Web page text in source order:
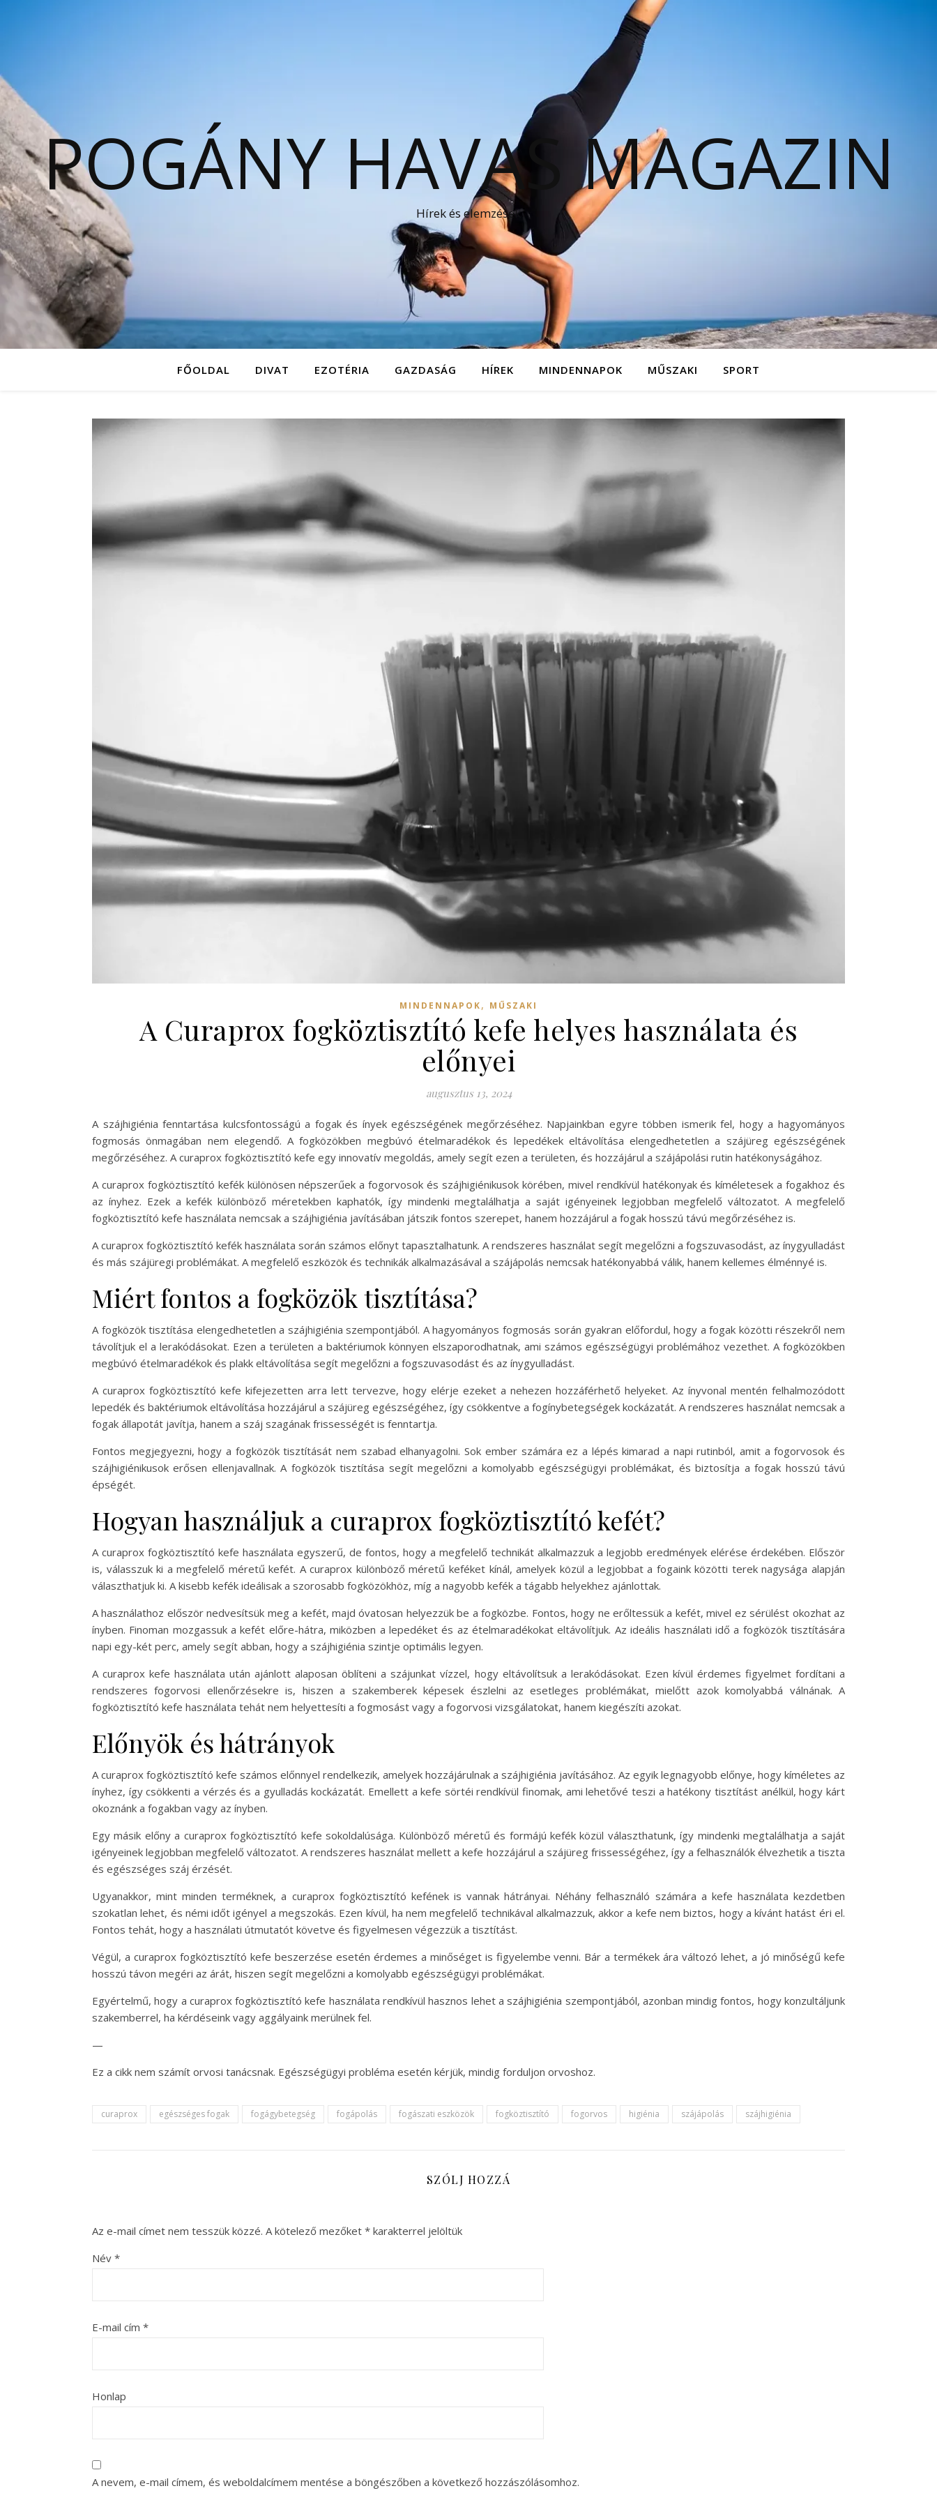
POGÁNY HAVAS MAGAZIN
Hírek és elemzések
FŐOLDAL DIVAT EZOTÉRIA GAZDASÁG HÍREK MINDENNAPOK MŰSZAKI SPORT
MINDENNAPOK, MŰSZAKI
A Curaprox fogköztisztító kefe helyes használata és
előnyei
augusztus 13, 2024
A szájhigiénia fenntartása kulcsfontosságú a fogak és ínyek egészségének megőrzéséhez. Napjainkban egyre többen ismerik fel, hogy a hagyományos
fogmosás önmagában nem elegendő. A fogközökben megbúvó ételmaradékok és lepedékek eltávolítása elengedhetetlen a szájüreg egészségének
megőrzéséhez. A curaprox fogköztisztító kefe egy innovatív megoldás, amely segít ezen a területen, és hozzájárul a szájápolási rutin hatékonyságához.
A curaprox fogköztisztító kefék különösen népszerűek a fogorvosok és szájhigiénikusok körében, mivel rendkívül hatékonyak és kíméletesek a fogakhoz és
az ínyhez. Ezek a kefék különböző méretekben kaphatók, így mindenki megtalálhatja a saját igényeinek legjobban megfelelő változatot. A megfelelő
fogköztisztító kefe használata nemcsak a szájhigiénia javításában játszik fontos szerepet, hanem hozzájárul a fogak hosszú távú megőrzéséhez is.
A curaprox fogköztisztító kefék használata során számos előnyt tapasztalhatunk. A rendszeres használat segít megelőzni a fogszuvasodást, az ínygyulladást
és más szájüregi problémákat. A megfelelő eszközök és technikák alkalmazásával a szájápolás nemcsak hatékonyabbá válik, hanem kellemes élménnyé is.
Miért fontos a fogközök tisztítása?
A fogközök tisztítása elengedhetetlen a szájhigiénia szempontjából. A hagyományos fogmosás során gyakran előfordul, hogy a fogak közötti részekről nem
távolítjuk el a lerakódásokat. Ezen a területen a baktériumok könnyen elszaporodhatnak, ami számos egészségügyi problémához vezethet. A fogközökben
megbúvó ételmaradékok és plakk eltávolítása segít megelőzni a fogszuvasodást és az ínygyulladást.
A curaprox fogköztisztító kefe kifejezetten arra lett tervezve, hogy elérje ezeket a nehezen hozzáférhető helyeket. Az ínyvonal mentén felhalmozódott
lepedék és baktériumok eltávolítása hozzájárul a szájüreg egészségéhez, így csökkentve a fogínybetegségek kockázatát. A rendszeres használat nemcsak a
fogak állapotát javítja, hanem a száj szagának frissességét is fenntartja.
Fontos megjegyezni, hogy a fogközök tisztítását nem szabad elhanyagolni. Sok ember számára ez a lépés kimarad a napi rutinból, amit a fogorvosok és
szájhigiénikusok erősen ellenjavallnak. A fogközök tisztítása segít megelőzni a komolyabb egészségügyi problémákat, és biztosítja a fogak hosszú távú
épségét.
Hogyan használjuk a curaprox fogköztisztító kefét?
A curaprox fogköztisztító kefe használata egyszerű, de fontos, hogy a megfelelő technikát alkalmazzuk a legjobb eredmények elérése érdekében. Először
is, válasszuk ki a megfelelő méretű kefét. A curaprox különböző méretű keféket kínál, amelyek közül a legjobbat a fogaink közötti terek nagysága alapján
választhatjuk ki. A kisebb kefék ideálisak a szorosabb fogközökhöz, míg a nagyobb kefék a tágabb helyekhez ajánlottak.
A használathoz először nedvesítsük meg a kefét, majd óvatosan helyezzük be a fogközbe. Fontos, hogy ne erőltessük a kefét, mivel ez sérülést okozhat az
ínyben. Finoman mozgassuk a kefét előre-hátra, miközben a lepedéket és az ételmaradékokat eltávolítjuk. Az ideális használati idő a fogközök tisztítására
napi egy-két perc, amely segít abban, hogy a szájhigiénia szintje optimális legyen.
A curaprox kefe használata után ajánlott alaposan öblíteni a szájunkat vízzel, hogy eltávolítsuk a lerakódásokat. Ezen kívül érdemes figyelmet fordítani a
rendszeres fogorvosi ellenőrzésekre is, hiszen a szakemberek képesek észlelni az esetleges problémákat, mielőtt azok komolyabbá válnának. A
fogköztisztító kefe használata tehát nem helyettesíti a fogmosást vagy a fogorvosi vizsgálatokat, hanem kiegészíti azokat.
Előnyök és hátrányok
A curaprox fogköztisztító kefe számos előnnyel rendelkezik, amelyek hozzájárulnak a szájhigiénia javításához. Az egyik legnagyobb előnye, hogy kíméletes az
ínyhez, így csökkenti a vérzés és a gyulladás kockázatát. Emellett a kefe sörtéi rendkívül finomak, ami lehetővé teszi a hatékony tisztítást anélkül, hogy kárt
okoznánk a fogakban vagy az ínyben.
Egy másik előny a curaprox fogköztisztító kefe sokoldalúsága. Különböző méretű és formájú kefék közül választhatunk, így mindenki megtalálhatja a saját
igényeinek legjobban megfelelő változatot. A rendszeres használat mellett a kefe hozzájárul a szájüreg frissességéhez, így a felhasználók élvezhetik a tiszta
és egészséges száj érzését.
Ugyanakkor, mint minden terméknek, a curaprox fogköztisztító kefének is vannak hátrányai. Néhány felhasználó számára a kefe használata kezdetben
szokatlan lehet, és némi időt igényel a megszokás. Ezen kívül, ha nem megfelelő technikával alkalmazzuk, akkor a kefe nem biztos, hogy a kívánt hatást éri el.
Fontos tehát, hogy a használati útmutatót követve és figyelmesen végezzük a tisztítást.
Végül, a curaprox fogköztisztító kefe beszerzése esetén érdemes a minőséget is figyelembe venni. Bár a termékek ára változó lehet, a jó minőségű kefe
hosszú távon megéri az árát, hiszen segít megelőzni a komolyabb egészségügyi problémákat.
Egyértelmű, hogy a curaprox fogköztisztító kefe használata rendkívül hasznos lehet a szájhigiénia szempontjából, azonban mindig fontos, hogy konzultáljunk
szakemberrel, ha kérdéseink vagy aggályaink merülnek fel.
—
Ez a cikk nem számít orvosi tanácsnak. Egészségügyi probléma esetén kérjük, mindig forduljon orvoshoz.
curaprox egészséges fogak fogágybetegség fogápolás fogászati eszközök fogköztisztító fogorvos higiénia szájápolás szájhigiénia
SZÓLJ HOZZÁ
Az e-mail címet nem tesszük közzé. A kötelező mezőket * karakterrel jelöltük
Név *
E-mail cím *
Honlap
A nevem, e-mail címem, és weboldalcímem mentése a böngészőben a következő hozzászólásomhoz.